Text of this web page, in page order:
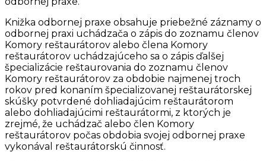
Knižka odbornej praxe obsahuje priebežné záznamy o
odbornej praxi uchádzača o zápis do zoznamu členov
Komory reštaurátorov alebo člena Komory
reštaurátorov uchádzajúceho sa o zápis ďalšej
špecializácie reštaurovania do zoznamu členov
Komory reštaurátorov za obdobie najmenej troch
rokov pred konaním špecializovanej reštaurátorskej
skúšky potvrdené dohliadajúcim reštaurátorom
alebo dohliadajúcimi reštaurátormi, z ktorých je
zrejmé, že uchádzač alebo člen Komory
reštaurátorov počas obdobia svojej odbornej praxe
vykonával reštaurátorskú činnosť.